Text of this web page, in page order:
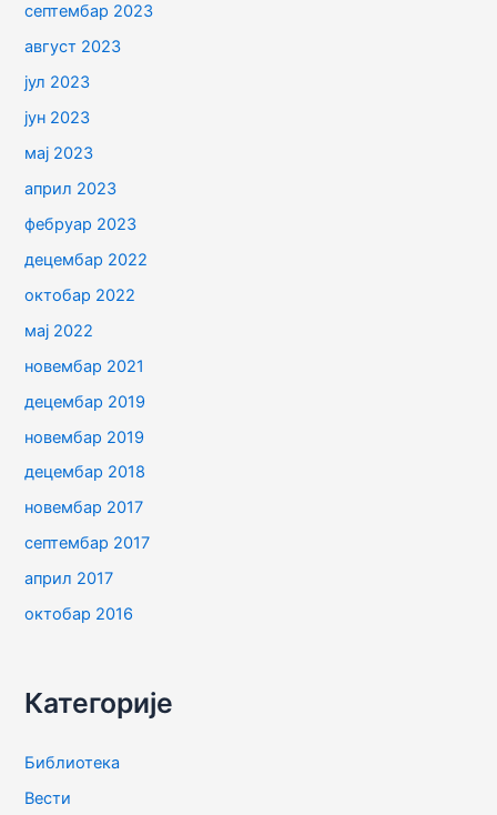
септембар 2023
август 2023
јул 2023
јун 2023
мај 2023
април 2023
фебруар 2023
децембар 2022
октобар 2022
мај 2022
новембар 2021
децембар 2019
новембар 2019
децембар 2018
новембар 2017
септембар 2017
април 2017
октобар 2016
Категорије
Библиотека
Вести